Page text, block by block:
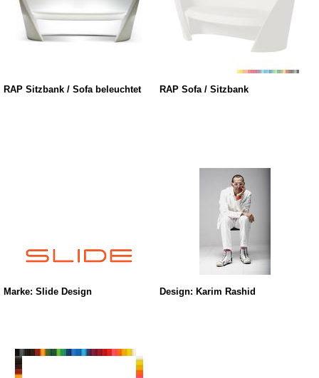
RAP Sitzbank / Sofa beleuchtet RAP Sofa / Sitzbank
Marke: Slide Design Design: Karim Rashid